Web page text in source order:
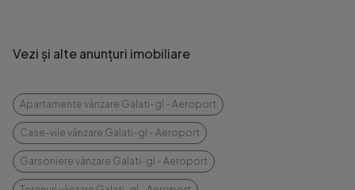
Vezi și alte anunțuri imobiliare
Apartamente vânzare Galati-gl - Aeroport
Case-vile vânzare Galati-gl - Aeroport
Garsoniere vânzare Galati-gl - Aeroport